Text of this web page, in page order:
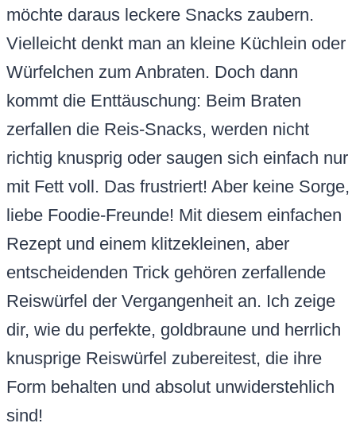
möchte daraus leckere Snacks zaubern.
Vielleicht denkt man an kleine Küchlein oder
Würfelchen zum Anbraten. Doch dann
kommt die Enttäuschung: Beim Braten
zerfallen die Reis-Snacks, werden nicht
richtig knusprig oder saugen sich einfach nur
mit Fett voll. Das frustriert! Aber keine Sorge,
liebe Foodie-Freunde! Mit diesem einfachen
Rezept und einem klitzekleinen, aber
entscheidenden Trick gehören zerfallende
Reiswürfel der Vergangenheit an. Ich zeige
dir, wie du perfekte, goldbraune und herrlich
knusprige Reiswürfel zubereitest, die ihre
Form behalten und absolut unwiderstehlich
sind!